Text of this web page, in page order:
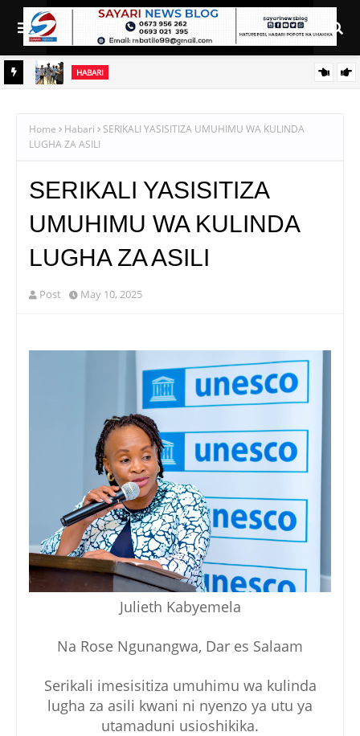
HABARI
Home Habari
SERIKALI YASISITIZA UMUHIMU WA KULINDA
LUGHA ZA ASILI
SERIKALI YASISITIZA
UMUHIMU WA KULINDA
LUGHA ZA ASILI
Post May 10, 2025
Julieth Kabyemela
Na Rose Ngunangwa, Dar es Salaam
Serikali imesisitiza umuhimu wa kulinda
lugha za asili kwani ni nyenzo ya utu ya
utamaduni usioshikika.